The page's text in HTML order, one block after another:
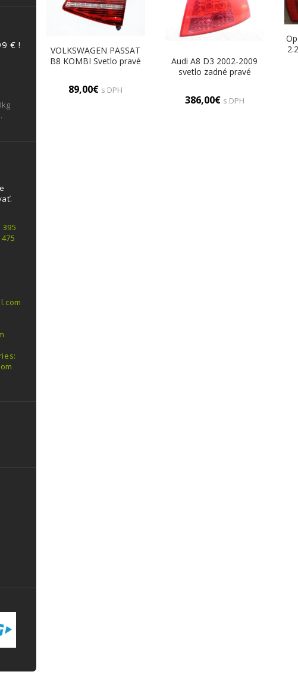
€ !
VOLKSWAGEN PASSAT
B8 KOMBI Svetlo pravé
89,00€ s DPH
Audi A8 D3 2002-2009
svetlo zadné pravé
386,00€ s DPH